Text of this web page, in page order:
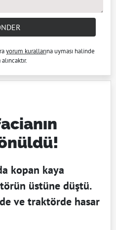
yorum kurallarına uyması halinde
kopan kaya
üstüne düştü.
ve traktörde hasar